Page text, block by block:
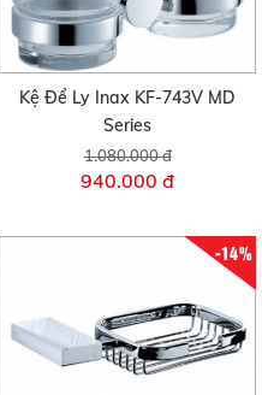
Kệ Để Ly Inax KF-743V MD
Series
1.080.000 đ
940.000 đ
-14%